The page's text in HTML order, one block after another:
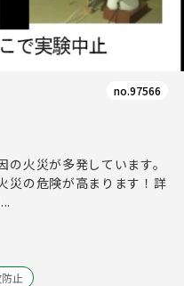
no.97566
火災が多発しています。
災の危険が高まります！詳
止